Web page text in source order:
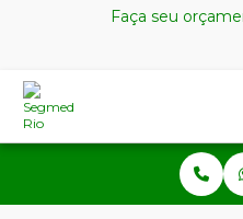
Faça seu